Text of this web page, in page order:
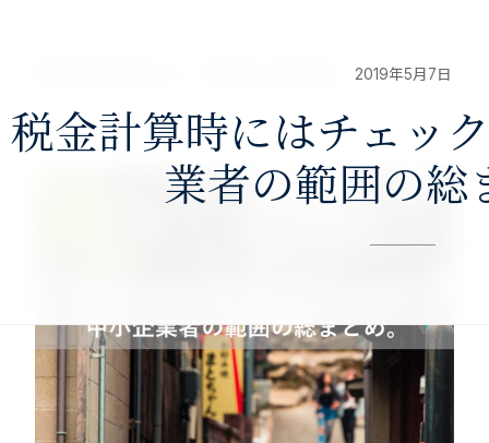
2019年5月7日
税金計算時にはチェッ
業者の範囲の総